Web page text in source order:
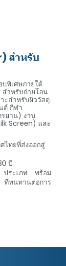
สำหรับ
พิเศษภายใต้
ำหรับถ่ายโอน
ะสำหรับผิววัสดุ
ต์ กีฬา
ยาน) งาน
Screen) และ
ไทยที่ส่งออกสู่
ปี
ประเภท พร้อม
ทนทานต่อการ